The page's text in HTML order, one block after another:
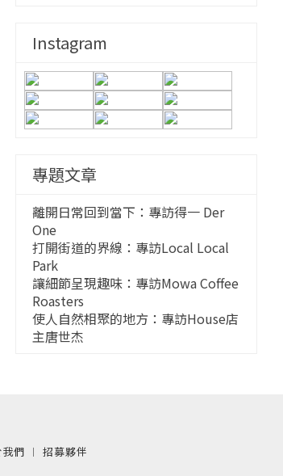
Instagram
專題文章
離開日常回到當下：專訪得一 Der
One
打開街道的界線：專訪Local Local
Park
讓細節呈現趣味：專訪Mowa Coffee
Roasters
使人自然相聚的地方：專訪House店
主唐世杰
們 ︱ 招募夥伴